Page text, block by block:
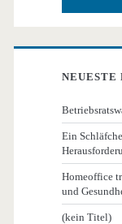
NEUESTE
Ein
Homeoffice
und
(kein Titel)